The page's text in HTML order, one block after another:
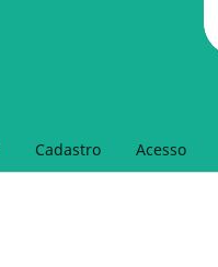
Cadastro Acesso